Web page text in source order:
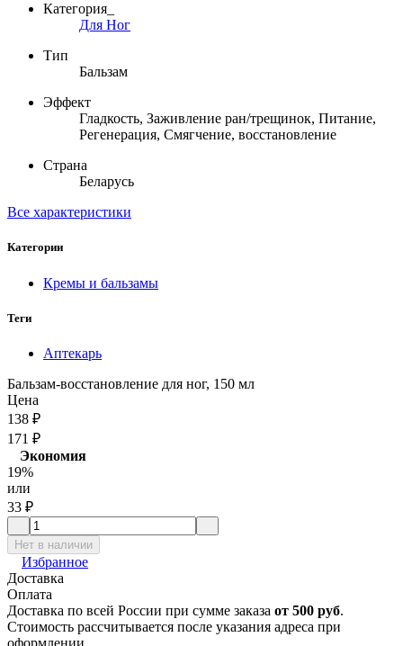
Категория_
Для Ног
Тип
Бальзам
Эффект
Гладкость, Заживление ран/трещинок, Питание,
Регенерация, Смягчение, восстановление
Страна
Беларусь
Все характеристики
Категории
Кремы и бальзамы
Теги
Аптекарь
Бальзам-восстановление для ног, 150 мл
Цена
138 ₽
171 ₽
Экономия
19%
или
33 ₽
Нет в наличии
Избранное
Доставка
Оплата
Доставка по всей России при сумме заказа от 500 руб.
Стоимость рассчитывается после указания адреса при
оформлении.